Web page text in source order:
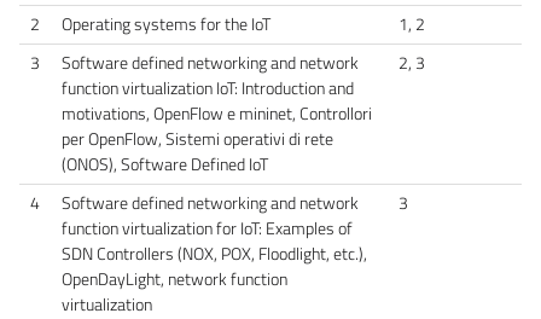
2 Operating systems for the IoT
1, 2
3
Software defined networking and network
function virtualization IoT: Introduction and
motivations, OpenFlow e mininet, Controllori
per OpenFlow, Sistemi operativi di rete
(ONOS), Software Defined IoT
2, 3
4
Software defined networking and network
function virtualization for IoT: Examples of
SDN Controllers (NOX, POX, Floodlight, etc.),
OpenDayLight, network function
virtualization
3